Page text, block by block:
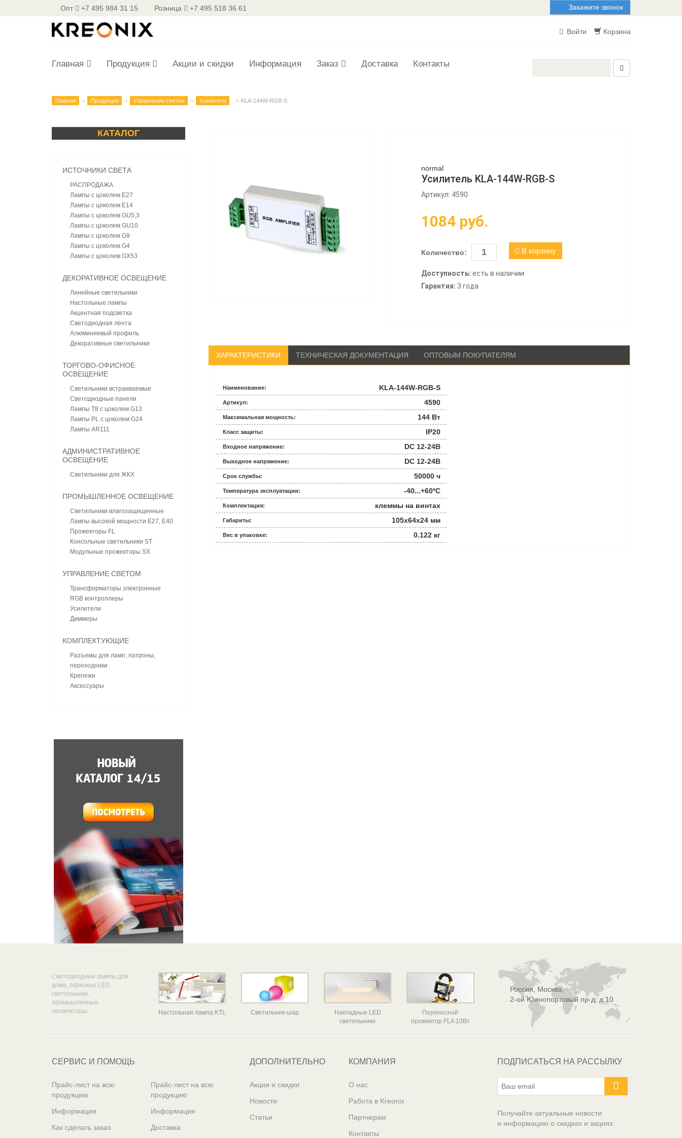
Опт +7 495 984 31 15 Розница +7 495 518 36 61 Закажите звонок
Войти Корзина
Главная Продукция Акции и скидки Информация Заказ Доставка Контакты
Главная Продукция Управление светом Усилители KLA-144W-RGB-S
КАТАЛОГ
ИСТОЧНИКИ СВЕТА
РАСПРОДАЖА
Лампы с цоколем E27
Лампы с цоколем E14
Лампы с цоколем GU5,3
Лампы с цоколем GU10
Лампы с цоколем G9
Лампы с цоколем G4
Лампы с цоколем GX53
ДЕКОРАТИВНОЕ ОСВЕЩЕНИЕ
Линейные светильники
Настольные лампы
Акцентная подсветка
Светодиодная лента
Алюминиевый профиль
Декоративные светильники
ТОРГОВО-ОФИСНОЕ
ОСВЕЩЕНИЕ
Светильники встраиваемые
Светодиодные панели
Лампы T8 с цоколем G13
Лампы PL с цоколем G24
Лампы AR111
АДМИНИСТРАТИВНОЕ
ОСВЕЩЕНИЕ
Светильники для ЖКХ
ПРОМЫШЛЕННОЕ ОСВЕЩЕНИЕ
Светильники влагозащищенные
Лампы высокой мощности E27, E40
Прожекторы FL
Консольные светильники ST
Модульные прожекторы SX
УПРАВЛЕНИЕ СВЕТОМ
Трансформаторы электронные
RGB контроллеры
Усилители
Диммеры
КОМПЛЕКТУЮЩИЕ
Разъемы для ламп, патроны,
переходники
Крепежи
Аксессуары
normal
Усилитель KLA-144W-RGB-S
Артикул: 4590
1084руб.
Количество: В корзину
Доступность: есть в наличии
Гарантия: 3 года
ХАРАКТЕРИСТИКИ ТЕХНИЧЕСКАЯ ДОКУМЕНТАЦИЯ ОПТОВЫМ ПОКУПАТЕЛЯМ
Наименование: KLA-144W-RGB-S
Артикул: 4590
Максимальная мощность: 144 Вт
Класс защиты: IP20
Входное напряжение: DC 12-24В
Выходное напряжение: DC 12-24В
Срок службы: 50000 ч
Температура эксплуатации: -40...+60ºС
Комплектация: клеммы на винтах
Габариты: 105x64x24 мм
Вес в упаковке: 0.122 кг
Светодиодные лампы для
дома, офисные LED
светильники,
промышленные
прожекторы.
Настольная лампа KTL Светильник-шар
Накладные LED
светильники
Переносной
прожектор FLA 10Вт
Россия, Москва,
2-ой Южнопортовый пр-д, д.10
СЕРВИС И ПОМОЩЬ
Прайс-лист на всю
продукцию
Информация
Как сделать заказ
Прайс-лист на всю
продукцию
Информация
Доставка
ДОПОЛНИТЕЛЬНО
Акции и скидки
Новости
Статьи
КОМПАНИЯ
О нас
Работа в Kreonix
Партнерам
Контакты
ПОДПИСАТЬСЯ НА РАССЫЛКУ
Получайте актуальные новости
и информацию о скидках и акциях.